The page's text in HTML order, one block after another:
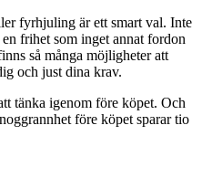
fyrhjuling är ett smart val. Inte
frihet som inget annat fordon
så många möjligheter att
och just dina krav.
tänka igenom före köpet. Och
före köpet sparar tio